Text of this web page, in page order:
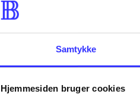
Samtykke
Hjemmesiden bruger cookies